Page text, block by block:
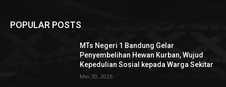
POPULAR POSTS
MTs Negeri 1 Bandung Gelar
Penyembelihan Hewan Kurban, Wujud
Kepedulian Sosial kepada Warga Sekitar
Mei 30, 2026